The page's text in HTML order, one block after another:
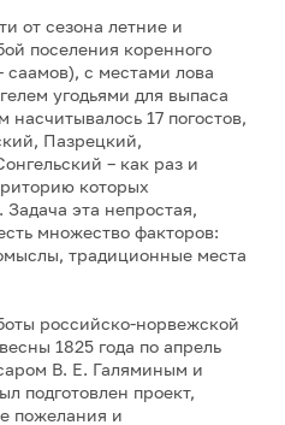
от сезона летние и
поселения коренного
саамов), с местами лова
угодьями для выпаса
насчитывалось 17 погостов,
Пазрецкий,
– как раз и
которых
Задача эта непростая,
множество факторов:
традиционные места
российско-норвежской
1825 года по апрель
В. Е. Галяминым и
подготовлен проект,
пожелания и